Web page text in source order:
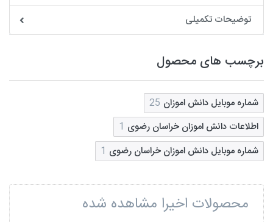
توضیحات تکمیلی
برچسب های محصول
شماره موبایل دانش اموزان 25
اطلاعات دانش اموزان خراسان رضوی 1
شماره موبایل دانش اموزان خراسان رضوی 1
محصولات اخیرا مشاهده شده